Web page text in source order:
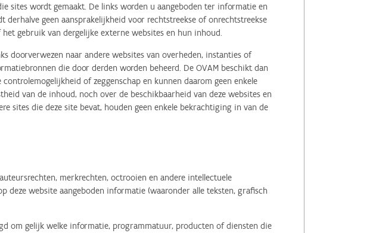
sites wordt gemaakt. De links worden u aangeboden ter informatie en
derhalve geen aansprakelijkheid voor rechtstreekse of onrechtstreekse
gebruik van dergelijke externe websites en hun inhoud.
doorverwezen naar andere websites van overheden, instanties of
die door derden worden beheerd. De OVAM beschikt dan
of zeggenschap en kunnen daarom geen enkele
van de inhoud, noch over de beschikbaarheid van deze websites en
sites die deze site bevat, houden geen enkele bekrachtiging in van de
merkrechten, octrooien en andere intellectuele
deze website aangeboden informatie (waaronder alle teksten, grafisch
om gelijk welke informatie, programmatuur, producten of diensten die